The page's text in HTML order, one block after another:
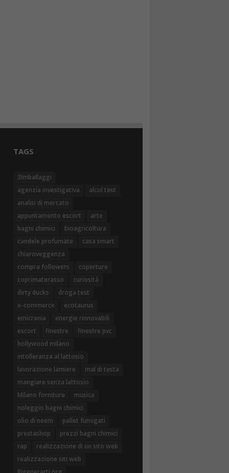
TAGS
3Imballaggi
agenzia investigativa
alcol test
analisi di mercato
appuntamento escort
arte
bagni chimici
bioagricoltura
candele profumate
casa smart
chiaroveggenza
compra followers
coperture
coprimaterasso
curiosità
dirty ducks
droga test
e-commerce
ecotaurus
emicrania
energie rinnovabili
escort
finestre
finestre pvc
hollywood milano
intolleranza al lattosio
lavorazione lamiere
mal di testa
mangiare senza lattosio
Milano forniture
musica
noleggio bagni chimici
olio di neem
pallet fumigati
prestashop
prezzi bagni chimici
rap
realizzazione di un sito web
realizzazione siti web